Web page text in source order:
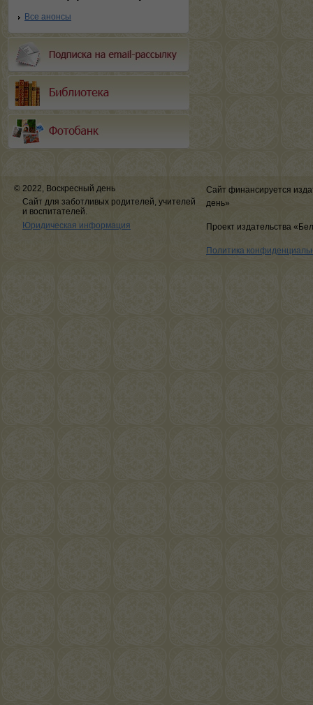
Все анонсы
© 2022, Воскресный день
Сайт для заботливых родителей, учителей
и воспитателей.
Юридическая информация
Сайт финансируется
день»
Проект издательства
Политика